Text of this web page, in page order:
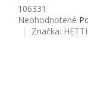
106331
Priemerné
Neohodnotené
Značka: